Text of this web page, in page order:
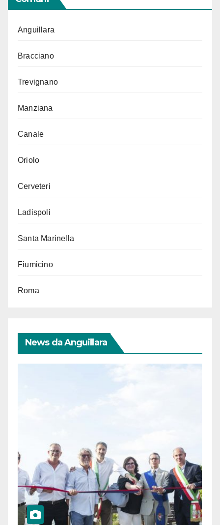
Anguillara
Bracciano
Trevignano
Manziana
Canale
Oriolo
Cerveteri
Ladispoli
Santa Marinella
Fiumicino
Roma
News da Anguillara